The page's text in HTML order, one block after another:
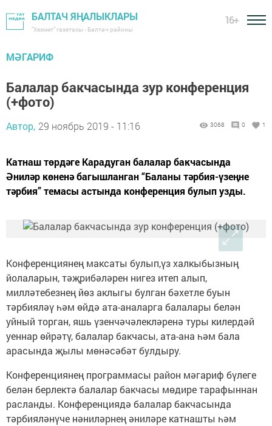
БАЛТАЧ ЯҢАЛЫКЛАРЫ
"Хезмәт" газетасы - Балтач районы
16+
МӘГАРИФ
Балалар бакчасында зур конференция
(+фото)
Автор, 29 ноябрь 2019 - 11:16 3068 0 1
Катнаш төрдәге Карадуган балалар бакчасында
Әниләр көненә багышланган “Баланы тәрбия-үзеңне
тәрбия” темасы астында конференция булып узды.
Конференциянең максаты булып,үз халкыбызның
йолаларын, тәҗрибәләрен нигез итеп алып,
милләтебезнең йөз аклыгы булган бәхетле буын
тәрбияләү һәм өйдә ата-аналарга балалары белән
уйный торган, яшь үзенчәчәлекләренә туры килердәй
уеннар өйрәтү, балалар бакчасы, ата-ана һәм бала
арасында җылы мөнәсәбәт булдыру.
Конференциянең программасы район мәгариф бүлеге
белән берлектә балалар бакчасы мөдире тарафыннан
расланды. Конференциядә балалар бакчасында
тәрбияләнүче нәниләрнең әниләре катнашты һәм